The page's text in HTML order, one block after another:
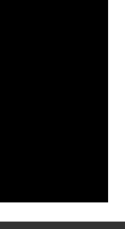
nodular EN GJS 400-15 conform